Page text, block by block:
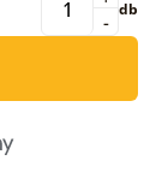
-
db